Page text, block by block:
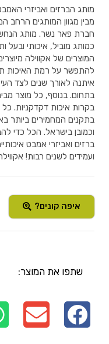
מבין מגוון המותגים הרחב
חברת פאר נשר. מותג
כמותג מוביל, איכותי ובעל
המוצרים של אקווילה
להתפשר על רמת האיכות
איתנה לאורך שנים לצד
בקרות איכות דקדקניות.
בתקנים המחמירים ביותר
וכמובן בישראל. הכל כדי
ברזים ואביזרי אמבט
ועמידים לשנים רבות!
איפה קונים?
שתפו את המוצר: